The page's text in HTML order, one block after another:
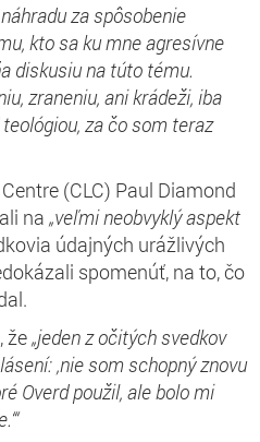
za spôsobenie
kto sa ku mne agresívne
diskusiu na túto tému.
zraneniu, ani krádeži, iba
za čo som teraz
(CLC) Paul Diamond
na „veľmi neobvyklý aspekt
údajných urážlivých
spomenúť, na to, čo
že„jeden z očitých svedkov
,nie som schopný znovu
Overd použil, ale bolo mi